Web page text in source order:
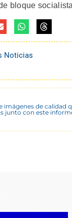
bloque
Noticias
imágenes de calidad
junto con este